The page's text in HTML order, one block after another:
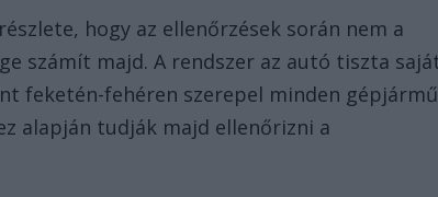
hogy az ellenőrzések során nem a
számít majd. A rendszer az autó tiszta
feketén-fehéren szerepel minden gépjármű
alapján tudják majd ellenőrizni a